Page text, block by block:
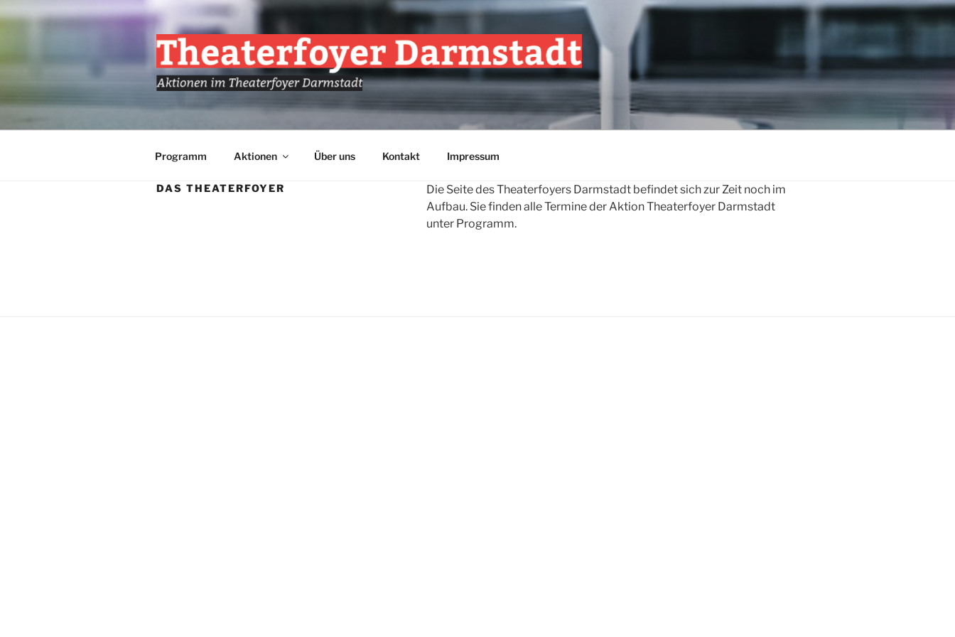
Inhalt
AKTION THEATERFOYER E.V.
Veranstaltungen im Theaterfoyer Darmstadt
Programm Aktionen Über uns Kontakt Impressum
DAS THEATERFOYER
Die Seite des Theaterfoyers Darmstadt befindet sich zur Zeit noch im
Aufbau. Sie finden alle Termine der Aktion Theaterfoyer Darmstadt
unter Programm.